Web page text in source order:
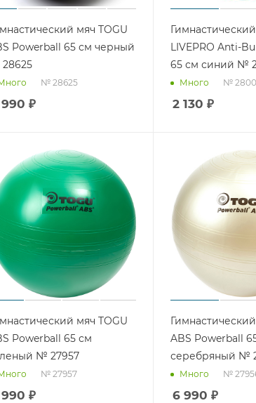
мяч TOGU
Powerball 65 см черный
№ 28625
₽
LIVEPRO Anti-
65 см синий №
Много №
2 130 ₽
мяч TOGU
Powerball 65 см
№ 27957
№ 27957
₽
ABS Powerball
серебряный №
Много №
6 990 ₽